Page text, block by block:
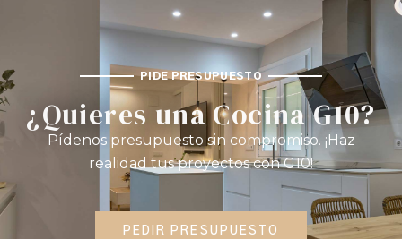
PIDE PRESUPUESTO
¿Quieres una Cocina G10?
Pídenos presupuesto sin compromiso. ¡Haz
realidad tus proyectos con G10!
PEDIR PRESUPUESTO